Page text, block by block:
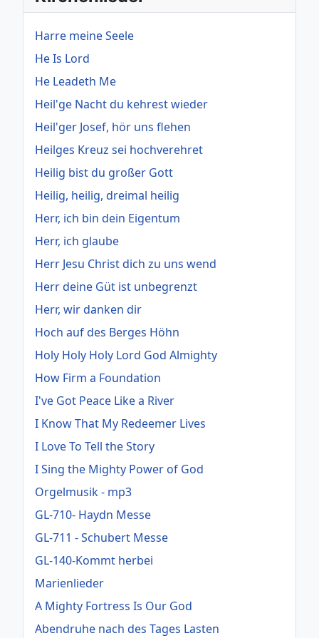
Harre meine Seele
He Is Lord
He Leadeth Me
Heil'ge Nacht du kehrest wieder
Heil'ger Josef, hör uns flehen
Heilges Kreuz sei hochverehret
Heilig bist du großer Gott
Heilig, heilig, dreimal heilig
Herr, ich bin dein Eigentum
Herr, ich glaube
Herr Jesu Christ dich zu uns wend
Herr deine Güt ist unbegrenzt
Herr, wir danken dir
Hoch auf des Berges Höhn
Holy Holy Holy Lord God Almighty
How Firm a Foundation
I've Got Peace Like a River
I Know That My Redeemer Lives
I Love To Tell the Story
I Sing the Mighty Power of God
Orgelmusik - mp3
GL-710- Haydn Messe
GL-711 - Schubert Messe
GL-140-Kommt herbei
Marienlieder
A Mighty Fortress Is Our God
Abendruhe nach des Tages Lasten